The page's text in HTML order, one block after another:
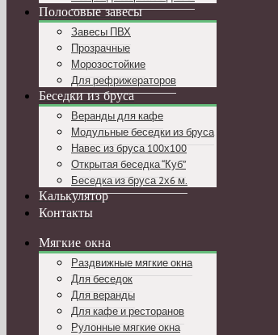
Полосовые завесы
Завесы ПВХ
Прозрачные
Морозостойкие
Для рефрижераторов
Беседки из бруса
Веранды для кафе
Модульные беседки из бруса
Навес из бруса 100х100
Открытая беседка “Куб”
Беседка из бруса 2х6 м.
Калькулятор
Контакты
Мягкие окна
Раздвижные мягкие окна
Для беседок
Для веранды
Для кафе и ресторанов
Рулонные мягкие окна